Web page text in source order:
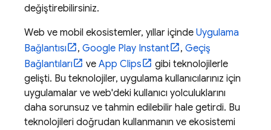
değiştirebilirsiniz.
Web ve mobil ekosistemler, yıllar içinde Uygulama
Bağlantısı
, Google Play Instant , Geçiş
Bağlantıları
ve App Clips
gibi teknolojilerle
gelişti. Bu teknolojiler, uygulama kullanıcılarınız için
uygulamalar ve web'deki kullanıcı yolculuklarını
daha sorunsuz ve tahmin edilebilir hale getirdi. Bu
teknolojileri doğrudan kullanmanın ve ekosistemi